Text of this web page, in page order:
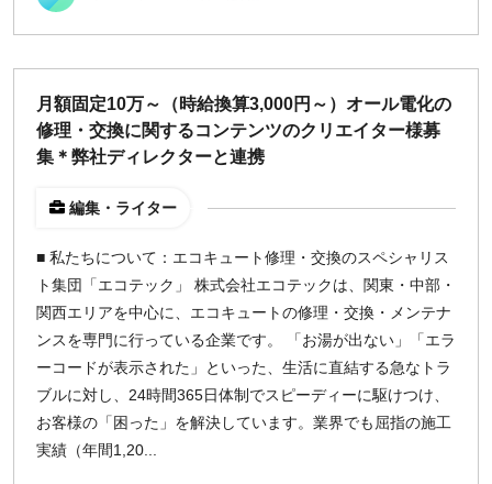
月額固定10万～（時給換算3,000円～）オール電化の
修理・交換に関するコンテンツのクリエイター様募
集＊弊社ディレクターと連携
編集・ライター
■ 私たちについて：エコキュート修理・交換のスペシャリス
ト集団「エコテック」 株式会社エコテックは、関東・中部・
関西エリアを中心に、エコキュートの修理・交換・メンテナ
ンスを専門に行っている企業です。 「お湯が出ない」「エラ
ーコードが表示された」といった、生活に直結する急なトラ
ブルに対し、24時間365日体制でスピーディーに駆けつけ、
お客様の「困った」を解決しています。業界でも屈指の施工
実績（年間1,20...